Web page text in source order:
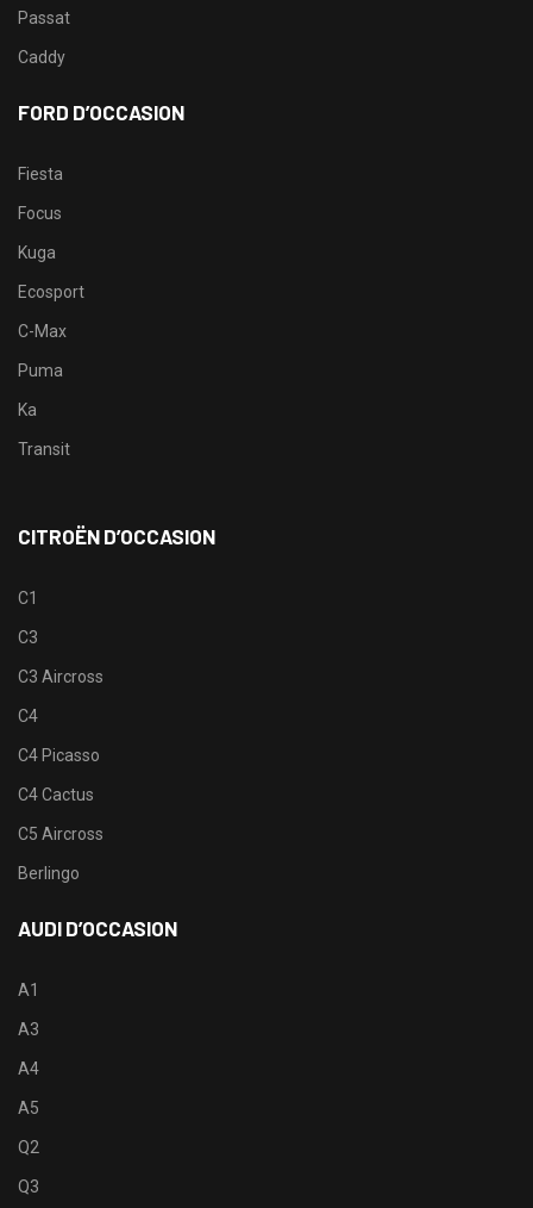
Passat
Caddy
FORD D’OCCASION
Fiesta
Focus
Kuga
Ecosport
C-Max
Puma
Ka
Transit
CITROËN D’OCCASION
C1
C3
C3 Aircross
C4
C4 Picasso
C4 Cactus
C5 Aircross
Berlingo
AUDI D’OCCASION
A1
A3
A4
A5
Q2
Q3